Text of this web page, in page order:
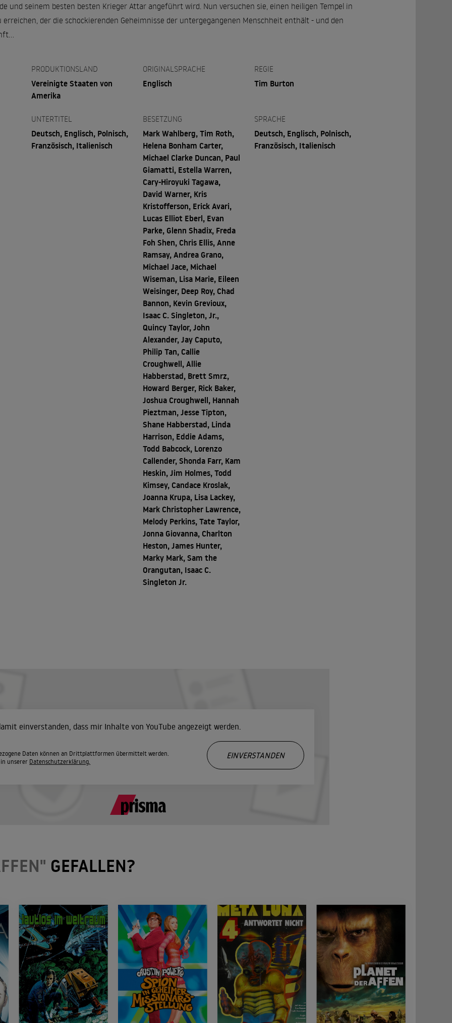
und seinem besten besten Krieger Attar angeführt wird. Nun versuchen sie, einen heiligen Tempel in
erreichen, der die schockierenden Geheimnisse der untergegangenen Menschheit enthält - und den
PRODUKTIONSLAND
Vereinigte Staaten von
Amerika
ORIGINALSPRACHE
Englisch
REGIE
Tim Burton
UNTERTITEL
Deutsch, Englisch, Polnisch,
Französisch, Italienisch
BESETZUNG
Mark Wahlberg, Tim Roth,
Helena Bonham Carter,
Michael Clarke Duncan, Paul
Giamatti, Estella Warren,
Cary-Hiroyuki Tagawa,
David Warner, Kris
Kristofferson, Erick Avari,
Lucas Elliot Eberl, Evan
Parke, Glenn Shadix, Freda
Foh Shen, Chris Ellis, Anne
Ramsay, Andrea Grano,
Michael Jace, Michael
Wiseman, Lisa Marie, Eileen
Weisinger, Deep Roy, Chad
Bannon, Kevin Grevioux,
Isaac C. Singleton, Jr.,
Quincy Taylor, John
Alexander, Jay Caputo,
Philip Tan, Callie
Croughwell, Allie
Habberstad, Brett Smrz,
Howard Berger, Rick Baker,
Joshua Croughwell, Hannah
Pieztman, Jesse Tipton,
Shane Habberstad, Linda
Harrison, Eddie Adams,
Todd Babcock, Lorenzo
Callender, Shonda Farr, Kam
Heskin, Jim Holmes, Todd
Kimsey, Candace Kroslak,
Joanna Krupa, Lisa Lackey,
Mark Christopher Lawrence,
Melody Perkins, Tate Taylor,
Jonna Giovanna, Charlton
Heston, James Hunter,
Marky Mark, Sam the
Orangutan, Isaac C.
Singleton Jr.
SPRACHE
Deutsch, Englisch, Polnisch,
Französisch, Italienisch
einverstanden, dass mir Inhalte von YouTube angezeigt werden.
Daten können an Drittplattformen übermittelt werden.
unserer Datenschutzerklärung.
EINVERSTANDEN
GEFALLEN?